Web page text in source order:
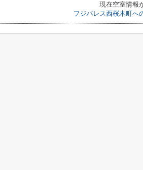
現在空室情報
フジパレス西桜木町へ